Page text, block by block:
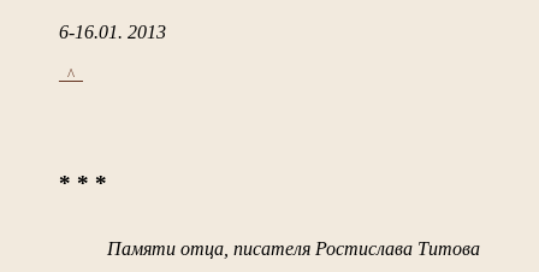
6-16.01. 2013
_^_
* * *
Памяти отца, писателя Ростислава Титова